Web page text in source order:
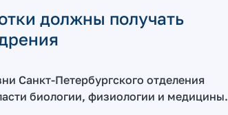
должны получать
Санкт-Петербургского отделения
биологии, физиологии и медицины.